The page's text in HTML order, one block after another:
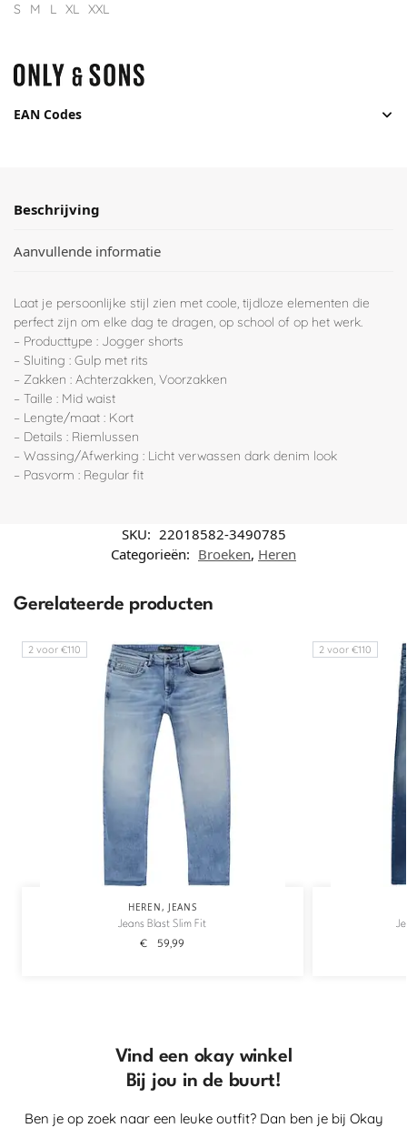
S M L XL XXL
EAN Codes
Beschrijving
Aanvullende informatie
Laat je persoonlijke stijl zien met coole, tijdloze elementen die
perfect zijn om elke dag te dragen, op school of op het werk.
– Producttype : Jogger shorts
– Sluiting : Gulp met rits
– Zakken : Achterzakken, Voorzakken
– Taille : Mid waist
– Lengte/maat : Kort
– Details : Riemlussen
– Wassing/Afwerking : Licht verwassen dark denim look
– Pasvorm : Regular fit
SKU: 22018582-3490785
Categorieën: Broeken, Heren
Gerelateerde producten
2 voor €110
HEREN, JEANS
Jeans Blast Slim Fit
€ 59,99
2 voor €110
Vind een okay winkel
Bij jou in de buurt!
Ben je op zoek naar een leuke outfit? Dan ben je bij Okay